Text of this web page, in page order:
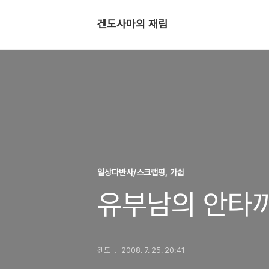
겐도사마의 재림
일상다반사/스크랩핑, 가쉽
유부남의 안타
겐도 2008. 7. 25. 20:41